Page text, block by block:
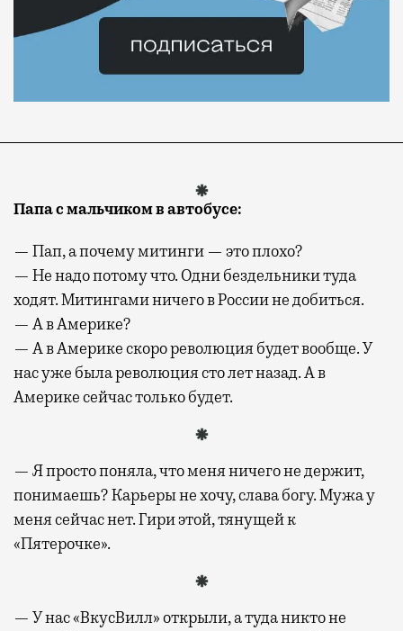
Папа с мальчиком в автобусе:
— Пап, а почему митинги — это плохо?
— Не надо потому что. Одни бездельники туда
ходят. Митингами ничего в России не добиться.
— А в Америке?
— А в Америке скоро революция будет вообще. У
нас уже была революция сто лет назад. А в
Америке сейчас только будет.
— Я просто поняла, что меня ничего не держит,
понимаешь? Карьеры не хочу, слава богу. Мужа у
меня сейчас нет. Гири этой, тянущей к
«Пятерочке».
— У нас «ВкусВилл» открыли, а туда никто не